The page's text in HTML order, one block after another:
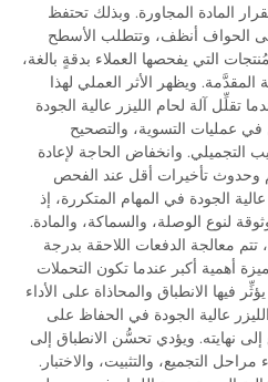
المادة المجاورة. وبذلك تحتفظ
الحواف أنظف، وتتطلب الأسطح
التي يفحصها العملاء بدقةٍ بالغة،
ويظهر الأثر العملي لهذا
تقلِّل آلة لحام الليزر عالية الجودة
في عمليات التسوية، والتصحيح
التجميلي. وانخفاض الحاجة لإعادة
وحدوث تأخيرات أقل عند الفحص
الجودة في المهام المتكررة، إذ
لنوع الوصلة، والسماكة، والمادة.
معالجة الدفعات اللاحقة بدرجة
أهمية أكبر عندما تكون التحملات
فيها الانطباق والمحاذاة على الأداء
عالية الجودة في الحفاظ على
إلى نهايته. ويؤدي تحسُّن الانطباق إلى
التجميع، والتثبيت، والاختبار.